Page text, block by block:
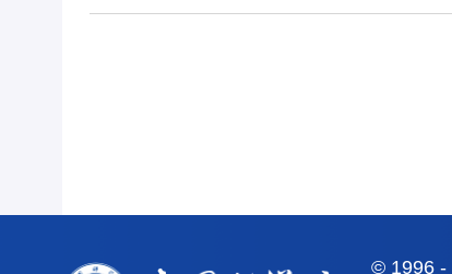
© 1996 -